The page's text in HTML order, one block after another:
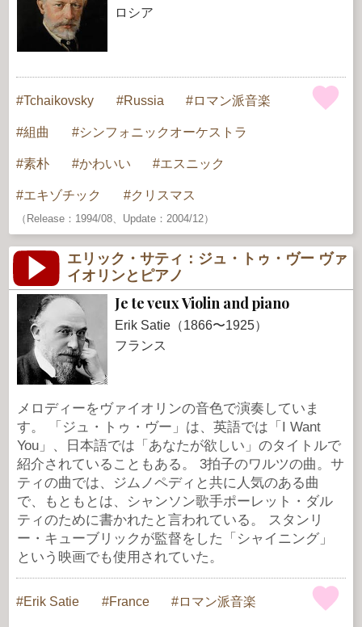
ロシア
Tchaikovsky Russia ロマン派音楽
組曲 シンフォニックオーケストラ
素朴 かわいい エスニック
エキゾチック クリスマス
（Release：1994/08、Update：2004/12）
エリック・サティ：ジュ・トゥ・ヴー ヴァ
イオリンとピアノ
Je te veux Violin and piano
Erik Satie（1866〜1925）
フランス
メロディーをヴァイオリンの音色で演奏していま
す。 「ジュ・トゥ・ヴー」は、英語では「I Want
You」、日本語では「あなたが欲しい」のタイトルで
紹介されていることもある。 3拍子のワルツの曲。サ
ティの曲では、ジムノペディと共に人気のある曲
で、もともとは、シャンソン歌手ポーレット・ダル
ティのために書かれたと言われている。 スタンリ
ー・キューブリックが監督をした「シャイニング」
という映画でも使用されていた。
Erik Satie France ロマン派音楽